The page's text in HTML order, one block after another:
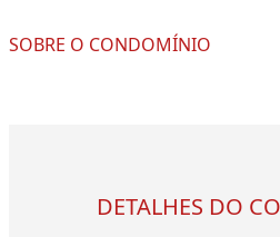
SOBRE O CONDOMÍNIO
DETALHES DO